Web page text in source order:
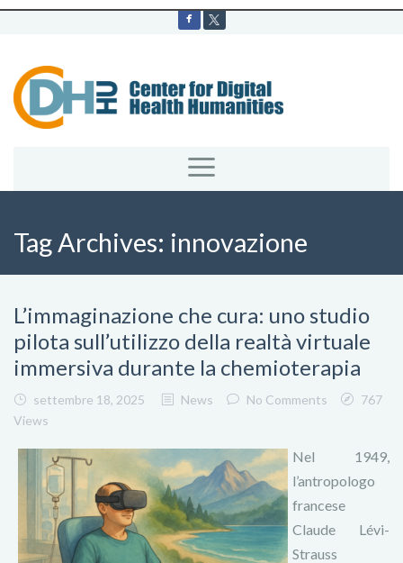
Tag Archives: innovazione
L’immaginazione che cura: uno studio
pilota sull’utilizzo della realtà virtuale
immersiva durante la chemioterapia
settembre 18, 2025 News No Comments
767
Views
Nel 1949,
l’antropologo
francese
Claude Lévi-
Strauss